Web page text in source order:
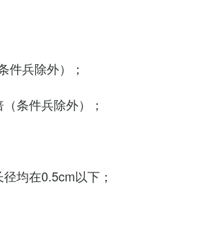
件兵除外）；
条件兵除外）；
均在0.5cm以下；